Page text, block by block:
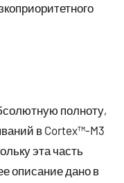
полноту,
в Cortex™-M3
эта часть
описание дано в